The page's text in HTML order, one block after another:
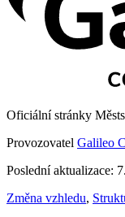
Oficiální stránky
Provozovatel Galileo
Poslední aktualizace:
Změna vzhledu,